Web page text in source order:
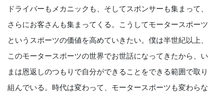
ドライバーもメカニックも、そしてスポンサーも集まって、
さらにお客さんも集まってくる。こうしてモータースポーツ
というスポーツの価値を高めていきたい。僕は半世紀以上、
このモータースポーツの世界でお世話になってきたから、い
まは恩返しのつもりで自分ができることをできる範囲で取り
組んでいる。時代は変わって、モータースポーツも変わらな